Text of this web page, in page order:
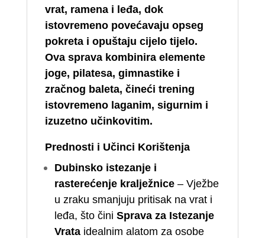
vrat, ramena i leđa, dok
istovremeno povećavaju opseg
pokreta i opuštaju cijelo tijelo.
Ova sprava kombinira elemente
joge, pilatesa, gimnastike i
zračnog baleta, čineći trening
istovremeno laganim, sigurnim i
izuzetno učinkovitim.
Prednosti i Učinci Korištenja
Dubinsko istezanje i
rasterećenje kralježnice– Vježbe
u zraku smanjuju pritisak na vrat i
leđa, što čini Sprava za Istezanje
Vrataidealnim alatom za osobe